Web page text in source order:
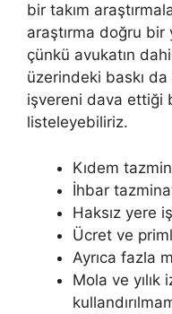
bir takım
araştırma doğru bir
çünkü avukatın
üzerindeki baskı da
işvereni dava ettiği
listeleyebiliriz.
Kıdem
İhbar
Haksız yere
Ücret ve
Ayrıca fazla
Mola ve yılık